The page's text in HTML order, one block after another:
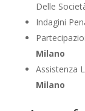
Delle
Indagini
Milano
Assistenza
Milano